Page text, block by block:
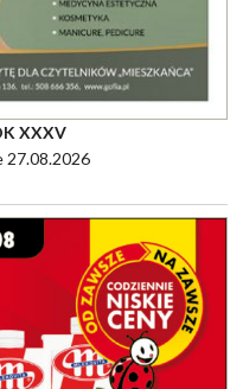
XXXV
27.08.2026